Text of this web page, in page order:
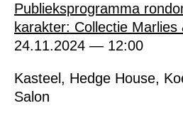
Publieksprogramma
karakter: Collectie Marlies
24.11.2024 — 12:00
Kasteel, Hedge House,
Salon